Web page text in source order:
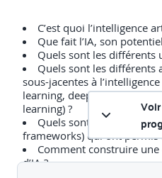
C’est quoi l’intelligence
Que fait l’IA, son
Quels sont les différents
Quels sont les différents
sous-jacentes à
learning, deep learning,
learning) ?
Quels sont les
frameworks) qui ont permis
Comment construire
d’IA ?